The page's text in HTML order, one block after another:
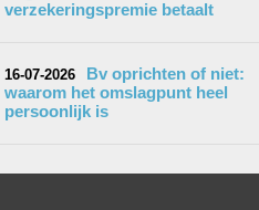
verzekeringspremie betaalt
16-07-2026
Bv oprichten of niet:
waarom het omslagpunt heel
persoonlijk is